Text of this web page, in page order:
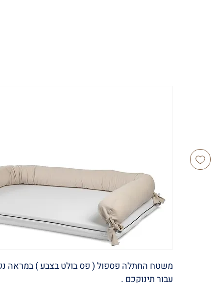
משטח החתלה פספול ( פס בולט בצבע ) במראה
עבור תינוקכם .